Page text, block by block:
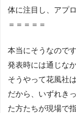
体に注目し、アプ
＝＝＝＝＝
本当にそうなのです
発表時には通じな
そうやって花風社
だから、いずれき
た方たちが現場で